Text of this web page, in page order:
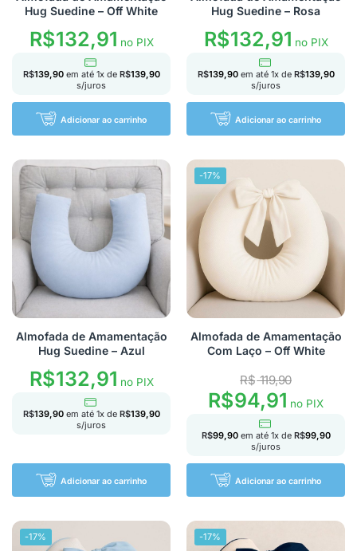
Hug Suedine – Off White
R$132,91 no PIX
R$139,90 em até 1x de R$139,90
s/juros
Adicionar ao carrinho
Hug Suedine – Rosa
R$132,91 no PIX
R$139,90 em até 1x de R$139,90
s/juros
Adicionar ao carrinho
Almofada de Amamentação
Hug Suedine – Azul
R$132,91 no PIX
R$139,90 em até 1x de R$139,90
s/juros
Adicionar ao carrinho
-17%
Almofada de Amamentação
Com Laço – Off White
R$119,90
R$94,91 no PIX
R$99,90 em até 1x de R$99,90
s/juros
Adicionar ao carrinho
-17% -17%